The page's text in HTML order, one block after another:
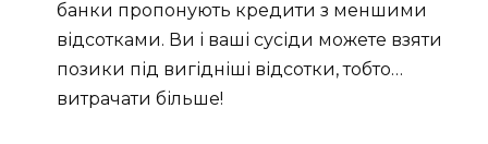
банки пропонують кредити з меншими
відсотками. Ви і ваші сусіди можете взяти
позики під вигідніші відсотки, тобто…
витрачати більше!